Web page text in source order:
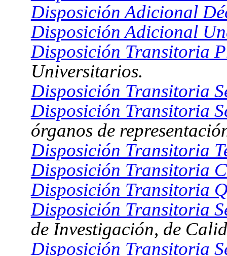
Disposición Adicional
Disposición Adicional
Disposición Transitoria
Universitarios.
Disposición Transitoria
Disposición Transitoria
órganos de
Disposición Transitoria
Disposición Transitoria
Disposición Transitoria
Disposición Transitoria
de Investigación, de
Disposición Transitoria